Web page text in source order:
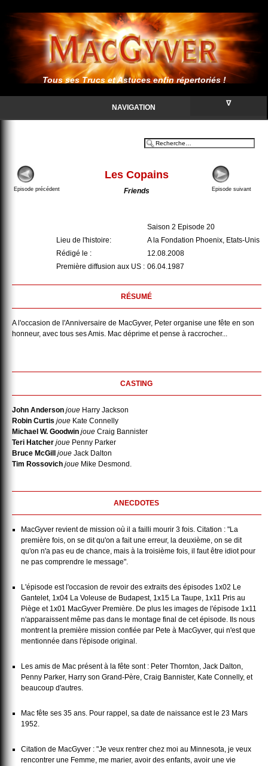
Tous ses Trucs et Astuces enfin répertoriés !
NAVIGATION ∇
Les Copains
Episode précédent Friends Episode suivant
Saison 2 Episode 20
Lieu de l'histoire:
A la Fondation Phoenix, Etats-Unis
Rédigé le :
12.08.2008
Première diffusion aux US : 06.04.1987
RÉSUMÉ
A l'occasion de l'Anniversaire de MacGyver, Peter organise une fête en son
honneur, avec tous ses Amis. Mac déprime et pense à raccrocher...
CASTING
John Anderson joue Harry Jackson
Robin Curtis joue Kate Connelly
Michael W. Goodwin joue Craig Bannister
Teri Hatcher joue Penny Parker
Bruce McGill joue Jack Dalton
Tim Rossovich joue Mike Desmond.
ANECDOTES
MacGyver revient de mission où il a failli mourir 3 fois. Citation : "La
première fois, on se dit qu'on a fait une erreur, la deuxième, on se dit
qu'on n'a pas eu de chance, mais à la troisième fois, il faut être idiot pour
ne pas comprendre le message".
L'épisode est l'occasion de revoir des extraits des épisodes 1x02 Le
Gantelet, 1x04 La Voleuse de Budapest, 1x15 La Taupe, 1x11 Pris au
Piège et 1x01 MacGyver Première. De plus les images de l'épisode 1x11
n'apparaissent même pas dans le montage final de cet épisode. Ils nous
montrent la première mission confiée par Pete à MacGyver, qui n'est que
mentionnée dans l'épisode original.
Les amis de Mac présent à la fête sont : Peter Thornton, Jack Dalton,
Penny Parker, Harry son Grand-Père, Craig Bannister, Kate Connelly, et
beaucoup d'autres.
Mac fête ses 35 ans. Pour rappel, sa date de naissance est le 23 Mars
1952.
Citation de MacGyver : "Je veux rentrer chez moi au Minnesota, je veux
rencontrer une Femme, me marier, avoir des enfants, avoir une vie